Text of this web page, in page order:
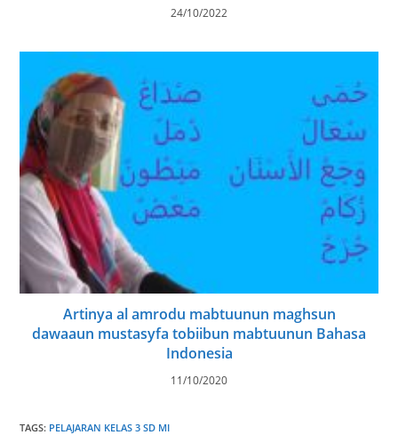
24/10/2022
Artinya al amrodu mabtuunun maghsun
dawaaun mustasyfa tobiibun mabtuunun Bahasa
Indonesia
11/10/2020
TAGS: PELAJARAN KELAS 3 SD MI